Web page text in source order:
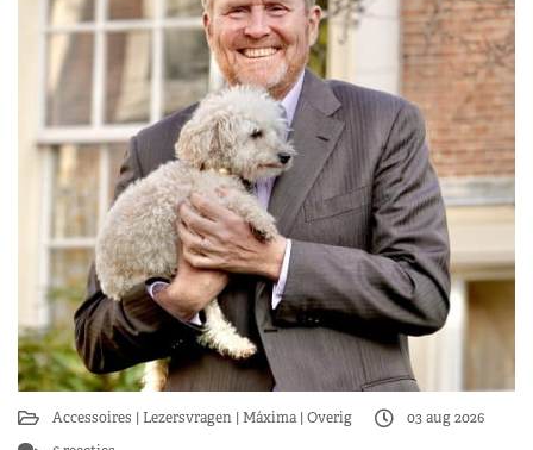
Accessoires Lezersvragen Máxima Overig
03 aug 2026